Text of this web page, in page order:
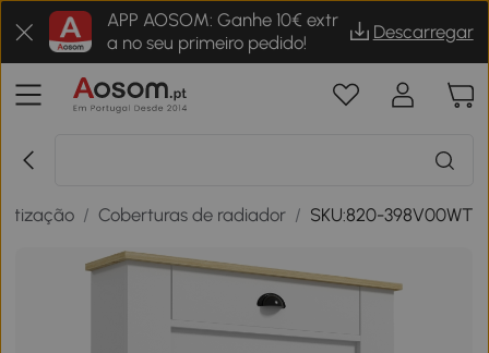
APP AOSOM: Ganhe 10€ extr
a no seu primeiro pedido!
Descarregar
/ Coberturas de radiador / SKU:820-398V00WT